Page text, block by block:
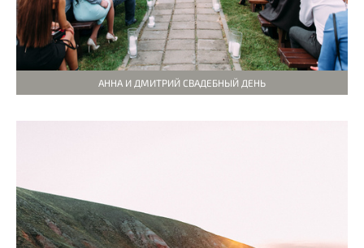
АННА И ДМИТРИЙ СВАДЕБНЫЙ ДЕНЬ